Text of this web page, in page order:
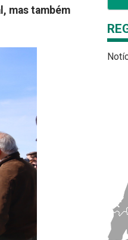
mas também